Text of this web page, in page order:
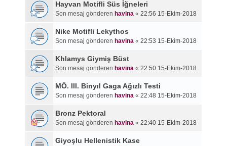
Hayvan Motifli Süs İğneleri
Son mesaj gönderen havina« 22:56 15-Ekim-2018
Nike Motifli Lekythos
Son mesaj gönderen havina« 22:53 15-Ekim-2018
Khlamys Giymiş Büst
Son mesaj gönderen havina« 22:50 15-Ekim-2018
MÖ. III. Binyıl Gaga Ağızlı Testi
Son mesaj gönderen havina« 22:48 15-Ekim-2018
Bronz Pektoral
Son mesaj gönderen havina« 22:40 15-Ekim-2018
Giyoşlu Hellenistik Kase